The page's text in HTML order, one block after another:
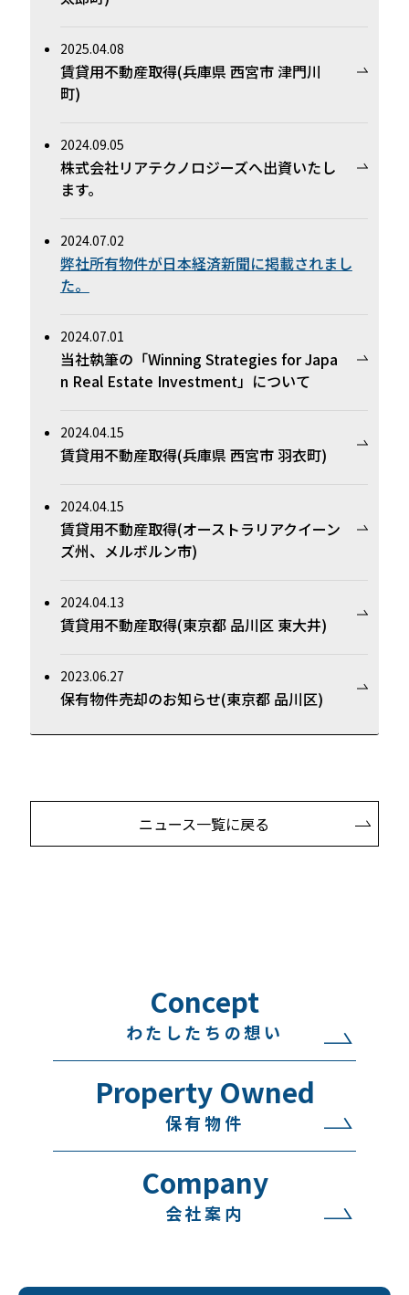
2025.04.08
賃貸用不動産取得(兵庫県 西宮市 津門川
町)
2024.09.05
株式会社リアテクノロジーズへ出資いたし
ます。
2024.07.02
弊社所有物件が日本経済新聞に掲載されまし
た。
2024.07.01
当社執筆の「Winning Strategies for Japa
n Real Estate Investment」について
2024.04.15
賃貸用不動産取得(兵庫県 西宮市 羽衣町)
2024.04.15
賃貸用不動産取得(オーストラリアクイーン
ズ州、メルボルン市)
2024.04.13
賃貸用不動産取得(東京都 品川区 東大井)
2023.06.27
保有物件売却のお知らせ(東京都 品川区)
ニュース一覧に戻る
Concept
わたしたちの想い
Property Owned
保有物件
Company
会社案内